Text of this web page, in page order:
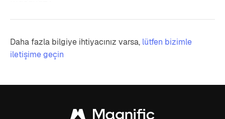
Daha fazla bilgiye ihtiyacınız varsa, lütfen bizimle
iletişime geçin